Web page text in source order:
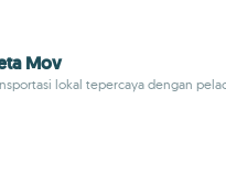
Mov
lokal tepercaya dengan